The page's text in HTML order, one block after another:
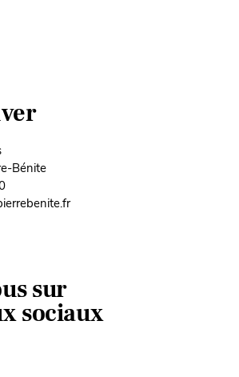
Bénite
sur
sociaux